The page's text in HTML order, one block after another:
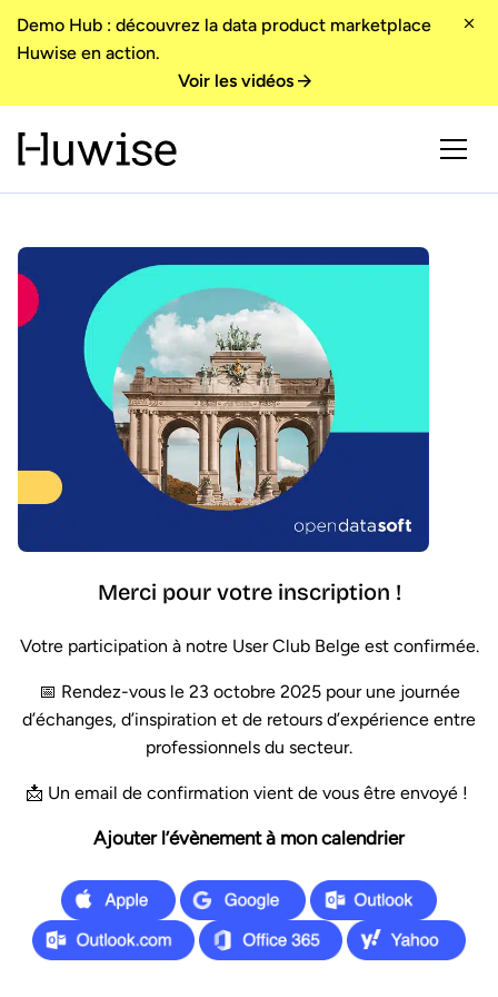
Demo Hub : découvrez la data product marketplace
Huwise en action.
Voir les vidéos
Merci pour votre inscription !
Votre participation à notre User Club Belge est confirmée.
📅 Rendez-vous le 23 octobre 2025 pour une journée
d’échanges, d’inspiration et de retours d’expérience entre
professionnels du secteur.
📩 Un email de confirmation vient de vous être envoyé !
Ajouter l’évènement à mon calendrier